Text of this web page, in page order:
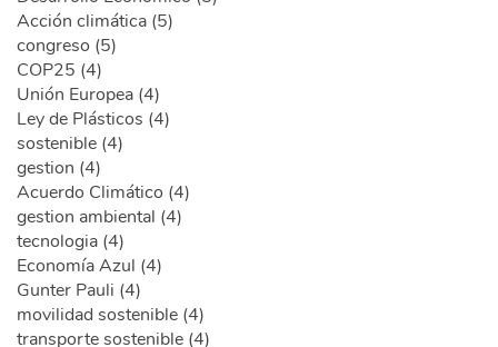
Acción climática (5)
congreso (5)
COP25 (4)
Unión Europea (4)
Ley de Plásticos (4)
sostenible (4)
gestion (4)
Acuerdo Climático (4)
gestion ambiental (4)
tecnologia (4)
Economía Azul (4)
Gunter Pauli (4)
movilidad sostenible (4)
transporte sostenible (4)